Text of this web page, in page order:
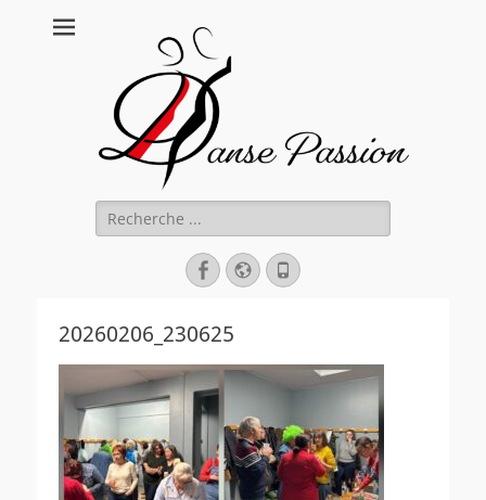
Rechercher :
Facebook
Site
web
Tél
20260206_230625